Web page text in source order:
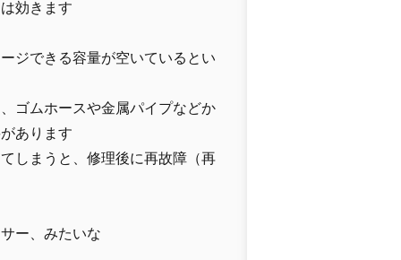
効きます
ジできる容量が空いているとい
ゴムホースや金属パイプなどか
あります
しまうと、修理後に再故障（再
ー、みたいな